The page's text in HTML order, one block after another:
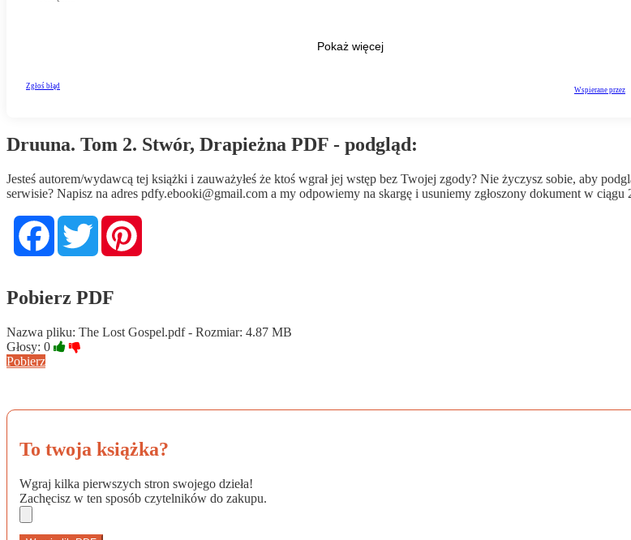
Druuna. Tom 2. Stwór, Drapieżna PDF - podgląd:
Jesteś autorem/wydawcą tej książki i zauważyłeś że ktoś wgrał jej wstęp bez Twojej zgody? Nie życzysz sobie, aby
serwisie? Napisz na adres pdfy.ebooki@gmail.com a my odpowiemy na skargę i usuniemy zgłoszony dokument w ciągu
FacebookTwitter
Pobierz PDF
Nazwa pliku: The Lost Gospel.pdf - Rozmiar: 4.87 MB
Głosy: 0
Pobierz
To twoja książka?
Wgraj kilka pierwszych stron swojego dzieła!
Zachęcisz w ten sposób czytelników do zakupu.